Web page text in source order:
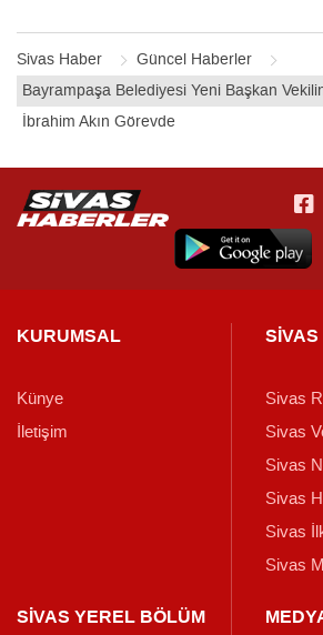
Sivas Haber
Güncel Haberler
Bayrampaşa Belediyesi Yeni Başkan
İbrahim Akın Görevde
KURUMSAL
Künye
İletişim
Sivas
Sivas
Sivas
Sivas
Sivas
Sivas
SİVAS YEREL BÖLÜM